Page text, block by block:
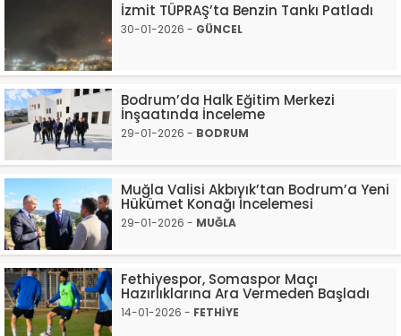
İzmit TÜPRAŞ’ta Benzin Tankı Patladı
30-01-2026 - GÜNCEL
Bodrum’da Halk Eğitim Merkezi
İnşaatında İnceleme
29-01-2026 - BODRUM
Muğla Valisi Akbıyık’tan Bodrum’a Yeni
Hükümet Konağı İncelemesi
29-01-2026 - MUĞLA
Fethiyespor, Somaspor Maçı
Hazırlıklarına Ara Vermeden Başladı
14-01-2026 - FETHİYE